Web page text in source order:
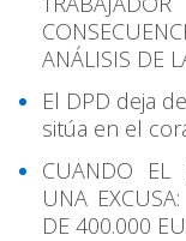
ANÁLISIS DE
El DPD deja
sitúa en el
CUANDO EL
UNA
DE 400.000